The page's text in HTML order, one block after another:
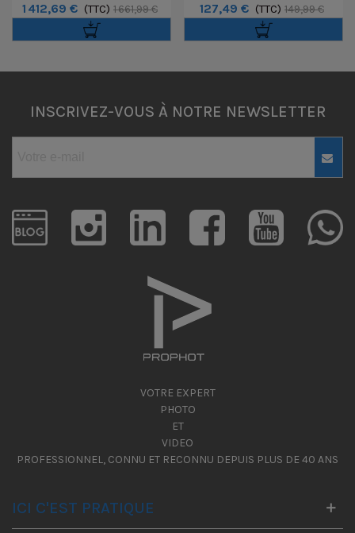
Trépied Twin-Leg Carbone
Entretoise Mi-Hau
1 412,69 € (TTC) 1 661,99 €
Avec Plateau Rapide RC2
127,49 € (TTC) 149,99 €
INSCRIVEZ-VOUS À NOTRE NEWSLETTER
VOTRE EXPERT
PHOTO
ET
VIDEO
PROFESSIONNEL, CONNU ET RECONNU DEPUIS PLUS DE 40 ANS
ICI C'EST PRATIQUE